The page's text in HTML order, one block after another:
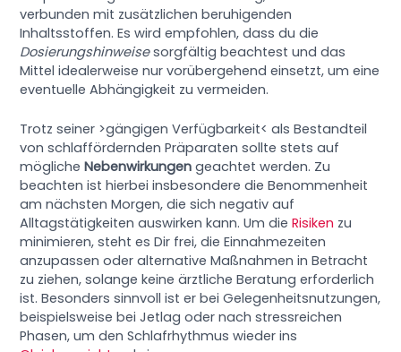
verbunden mit zusätzlichen beruhigenden
Inhaltsstoffen. Es wird empfohlen, dass du die
Dosierungshinweisesorgfältig beachtest und das
Mittel idealerweise nur vorübergehend einsetzt, um eine
eventuelle Abhängigkeit zu vermeiden.
Trotz seiner >gängigen Verfügbarkeit< als Bestandteil
von schlaffördernden Präparaten sollte stets auf
möglicheNebenwirkungen geachtet werden. Zu
beachten ist hierbei insbesondere die Benommenheit
am nächsten Morgen, die sich negativ auf
Alltagstätigkeiten auswirken kann. Um dieRisiken zu
minimieren, steht es Dir frei, die Einnahmezeiten
anzupassen oder alternative Maßnahmen in Betracht
zu ziehen, solange keine ärztliche Beratung erforderlich
ist. Besonders sinnvoll ist er bei Gelegenheitsnutzungen,
beispielsweise bei Jetlag oder nach stressreichen
Phasen, um den Schlafrhythmus wieder ins